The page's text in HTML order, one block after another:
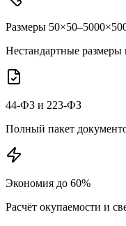
Размеры
Нестандартные
44-ФЗ и 223-ФЗ
Полный пакет
Экономия до 60%
Расчёт окупаемости и